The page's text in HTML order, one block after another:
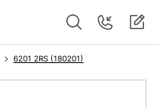
6201 2RS (180201)